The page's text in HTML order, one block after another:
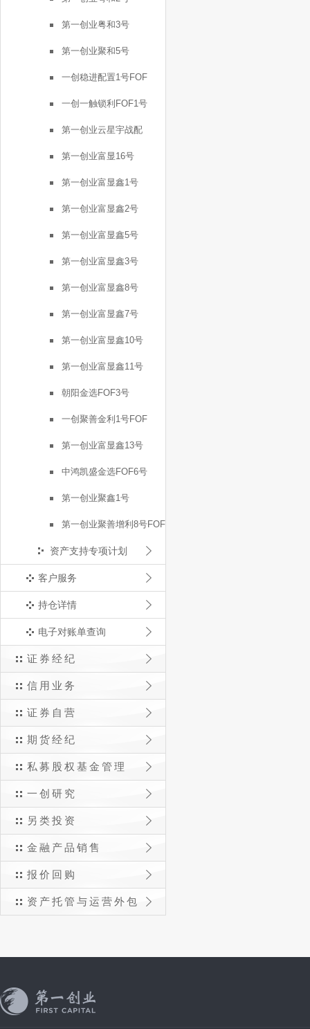
第一创业粤和3号
第一创业聚和5号
一创稳进配置1号FOF
一创一触锁利FOF1号
第一创业云星宇战配
第一创业富显16号
第一创业富显鑫1号
第一创业富显鑫2号
第一创业富显鑫5号
第一创业富显鑫3号
第一创业富显鑫8号
第一创业富显鑫7号
第一创业富显鑫10号
第一创业富显鑫11号
朝阳金选FOF3号
一创聚善金利1号FOF
第一创业富显鑫13号
中鸿凯盛金选FOF6号
第一创业聚鑫1号
第一创业聚善增利8号FOF
资产支持专项计划
客户服务
持仓详情
电子对账单查询
证券经纪
信用业务
证券自营
期货经纪
私募股权基金管理
一创研究
另类投资
金融产品销售
报价回购
资产托管与运营外包